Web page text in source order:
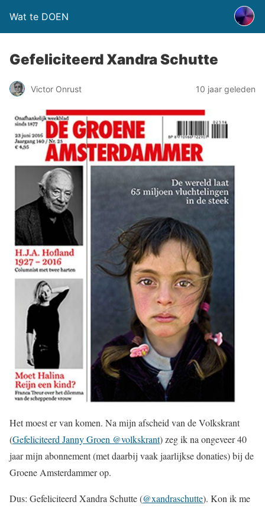
Wat te DOEN
Gefeliciteerd Xandra Schutte
Victor Onrust 10 jaar geleden
Het moest er van komen. Na mijn afscheid van de Volkskrant
(Gefeliciteerd Janny Groen @volkskrant) zeg ik na ongeveer 40
jaar mijn abonnement (met daarbij vaak jaarlijkse donaties) bij de
Groene Amsterdammer op.
Dus: Gefeliciteerd Xandra Schutte (@xandraschutte). Kon ik me